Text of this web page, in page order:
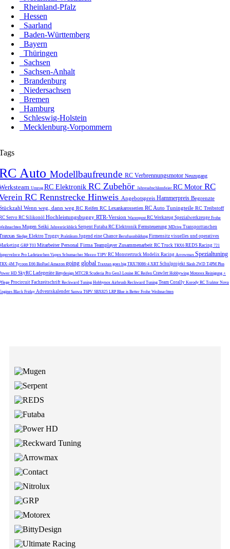
Rheinland-Pfalz
Hessen
Saarland
Baden-Württemberg
Bayern
Thüringen
Sachsen
Sachsen-Anhalt
Brandenburg
Niedersachsen
Bremen
Hamburg
Schleswig-Holstein
Mecklenburg-Vorpommern
Auto Modellbaufreunde RC Verbrennungsmotor Neuzugang
Umzug RC Elektronik RC Zubehör Jahresabschlussfeier RC Motor RC
RC Rennstrecke Hinweis Angebotspreis Hammerpreis Begrenzte
Wenn weg, dann weg RC Reifen RC Lexankarosserien RC Auto Tuningteile RC Treibstoff
Servo RC Silikonöl Hochleistungsbuggy RTR-Version Warenpost RC Werkzeug Spezialwerkzeuge Frohe
Mugen Seiki Jahresrückblick Serpent Futaba RC Elektronik Fernsteuerung MDrive Transporttaschen
Sledge Elektro Truggy Praktikum Jugend eine Chance Berufsausbildung Firmensitz visuelles und operatives
GRP T03 MitarbeiterPersonal Firma TeamplayerZusammenarbeit RC Truck TRX6 REDS Racing 721
Pro Ladetaschen Vapex Schumacher Mezzo T3PV RC Monstertruck Modelix Racing Arrowmax Spezialtuning
4M Tycoon E66 BioFuel Amazon going global Traxxas goes big TRX78086-4 XRT Schulprojekt Slash 2WD T4PM Plus
HD SkyRC Ladegeräte Bittydesign MTC2RScuderia Pro Gen3 Louise RC Reifen Crawler Hobbywing Motorex Reinigung +
Procircuit Fachzeitschrift Reckward Tuning Hobbynox Airbrush Reckward Tuning Team Corally Korody RC Traktor Nova
Black Friday Adventskalender Sanwa T6PV SBX825 LRP Blue is Better Frohe Weihnachten